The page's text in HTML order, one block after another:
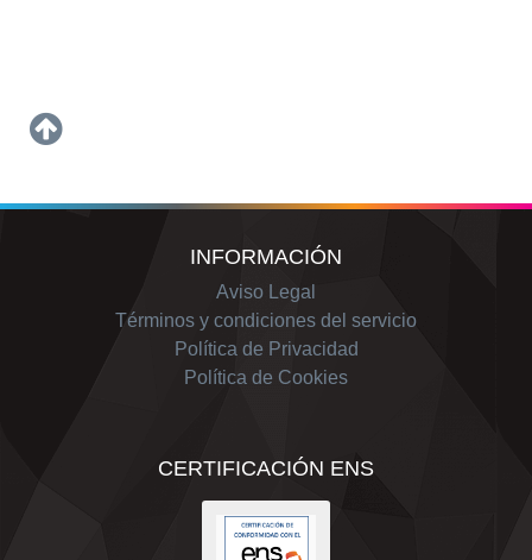
INFORMACIÓN
Aviso Legal
Términos y condiciones del servicio
Política de Privacidad
Política de Cookies
CERTIFICACIÓN ENS